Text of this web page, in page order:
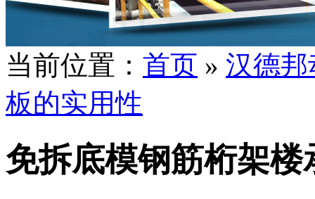
当前位置： 首页 » 汉德邦
板的实用性
免拆底模钢筋桁架楼